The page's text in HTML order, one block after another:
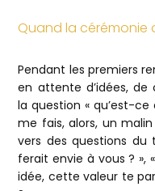
Quand la cérémonie
Pendant les premiers
en attente d’idées, de
la question « qu’est-ce
me fais, alors, un
vers des questions du
ferait envie à vous ?
idée, cette valeur te